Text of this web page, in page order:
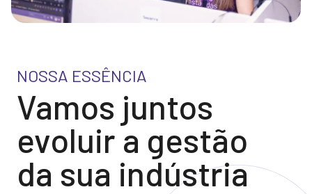
NOSSA ESSÊNCIA
Vamos juntos
evoluir a gestão
da sua indústria